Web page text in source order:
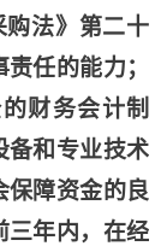
购法》第二十
任的能力；
财务会计制
备和专业技术
保障资金的良
三年内，在经